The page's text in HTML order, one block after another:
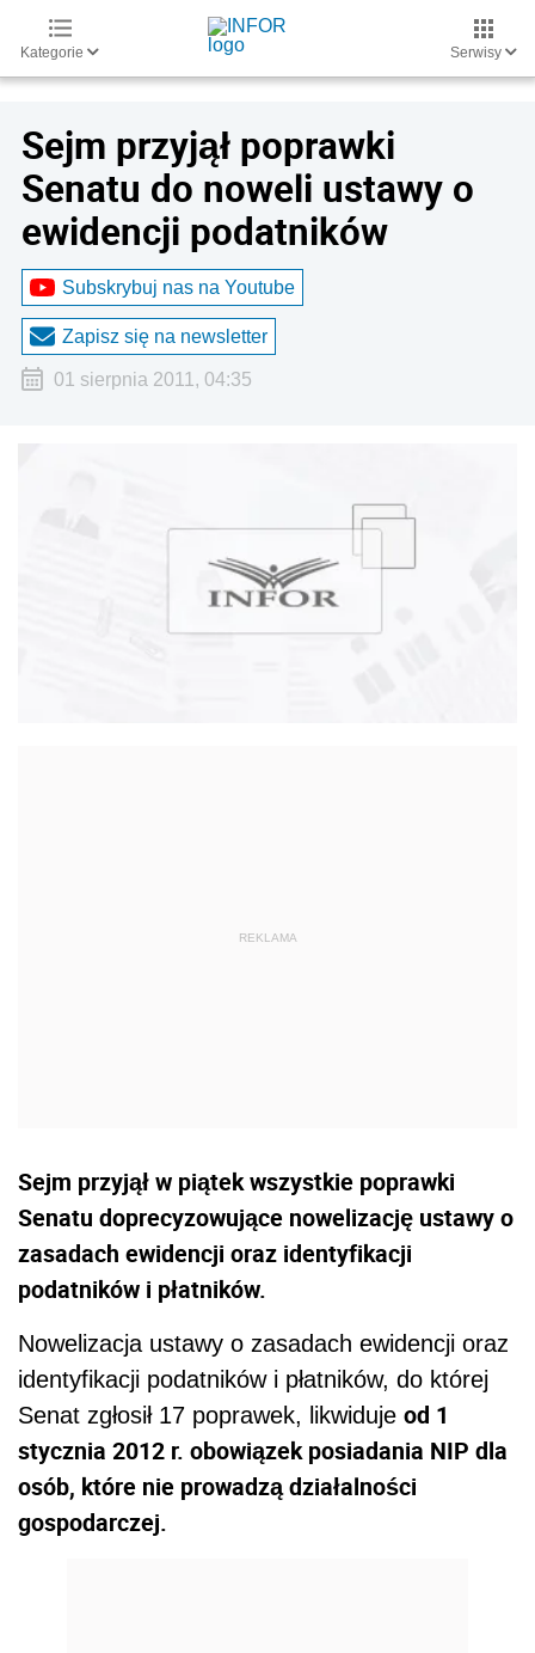
Kategorie Serwisy
Sejm przyjął poprawki
Senatu do noweli ustawy o
ewidencji podatników
Subskrybuj nas na Youtube
Zapisz się na newsletter
01 sierpnia 2011, 04:35
Sejm przyjął w piątek wszystkie poprawki
Senatu doprecyzowujące nowelizację ustawy o
zasadach ewidencji oraz identyfikacji
podatników i płatników.
Nowelizacja ustawy o zasadach ewidencji oraz
identyfikacji podatników i płatników, do której
Senat zgłosił 17 poprawek, likwiduje od 1
stycznia 2012 r. obowiązek posiadania NIP dla
osób, które nie prowadzą działalności
gospodarczej.